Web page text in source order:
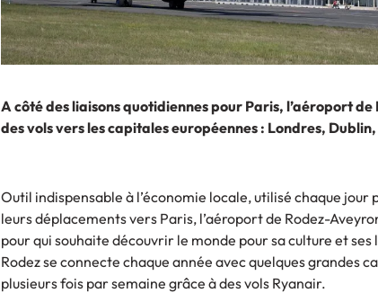
A côté des liaisons quotidiennes pour Paris, l’aéroport
des vols vers les capitales européennes : Londres,
Outil indispensable à l’économie locale, utilisé chaque
leurs déplacements vers Paris, l’aéroport de Rodez-
pour qui souhaite découvrir le monde pour sa culture et
Rodez se connecte chaque année avec quelques grandes
plusieurs fois par semaine grâce à des vols Ryanair.